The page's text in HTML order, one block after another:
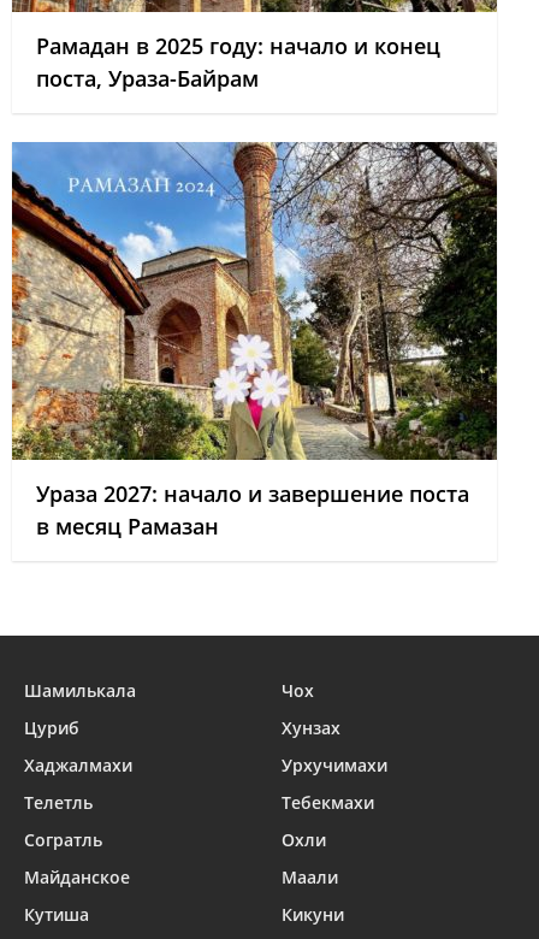
Рамадан в 2025 году: начало и конец
поста, Ураза-Байрам
Ураза 2027: начало и завершение поста
в месяц Рамазан
Шамилькала
Чох
Цуриб
Хунзах
Хаджалмахи
Урхучимахи
Телетль
Тебекмахи
Согратль
Охли
Майданское
Маали
Кутиша
Кикуни